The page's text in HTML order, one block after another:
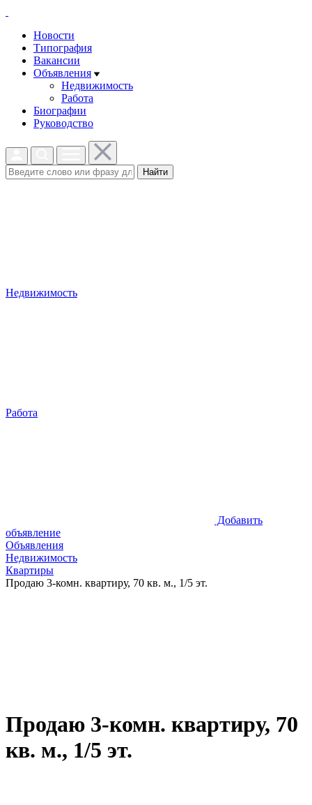
Новости
Типография
Вакансии
Объявления
Недвижимость
Работа
Биографии
Руководство
Найти
Недвижимость
Работа
Добавить
объявление
Объявления
Недвижимость
Квартиры
Продаю 3-комн. квартиру, 70 кв. м., 1/5 эт.
Продаю 3-комн. квартиру, 70
кв. м., 1/5 эт.